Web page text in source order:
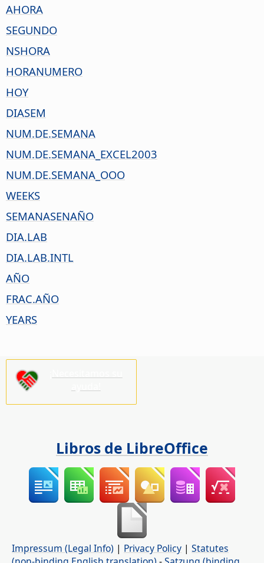
AHORA
SEGUNDO
NSHORA
HORANUMERO
HOY
DIASEM
NUM.DE.SEMANA
NUM.DE.SEMANA_EXCEL2003
NUM.DE.SEMANA_OOO
WEEKS
SEMANASENAÑO
DIA.LAB
DIA.LAB.INTL
AÑO
FRAC.AÑO
YEARS
Libros de LibreOffice
Impressum (Legal Info) | Privacy Policy | Statutes